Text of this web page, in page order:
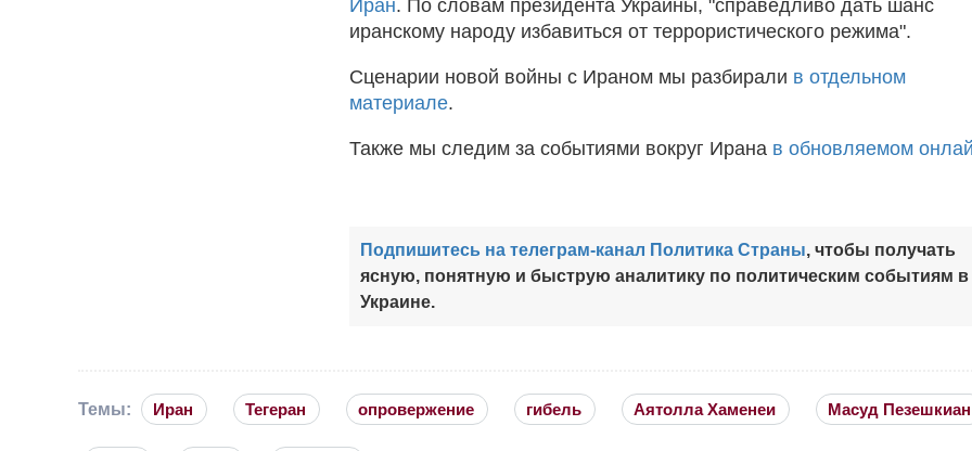
Иран. По словам президента Украины, "справедливо дать шанс
иранскому народу избавиться от террористического режима".
Сценарии новой войны с Ираном мы разбирали в отдельном
материале.
Также мы следим за событиями вокруг Ирана в обновляемом
Подпишитесь на телеграм-канал Политика Страны, чтобы получать
ясную, понятную и быструю аналитику по политическим событиям в
Украине.
Темы: Иран Тегеран опровержение гибель Аятолла Хаменеи Масуд Пезешкиан